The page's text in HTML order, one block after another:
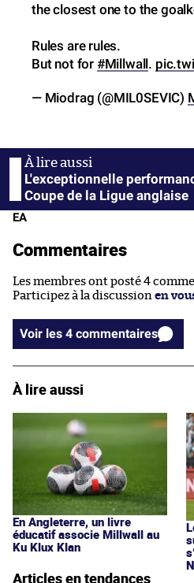
the closest one to the
Rules are rules.
But not for #Millwall.
— Miodrag (@MIL0SEVIC)
L'exceptionnelle
Coupe de la Ligue anglaise
EA
Commentaires
Les membres ont posté 4
Participez à la discussion en
Voir les 4 commentaires
À lire aussi
En Angleterre, un livre
éducatif associe Millwall au
Ku Klux Klan
Articles en tendances